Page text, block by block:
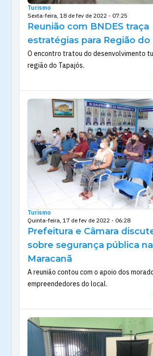
Turismo
Sexta-feira, 18 de fev de 2022 - 07:25
Reunião com BNDES traça
estratégias para Região do
O encontro tratou do desenvolvimento
região do Tapajós.
Turismo
Quinta-feira, 17 de fev de 2022 - 06:28
Prefeitura e Câmara
sobre segurança pública
Maracanã
A reunião contou com o apoio dos
empreendedores do local.